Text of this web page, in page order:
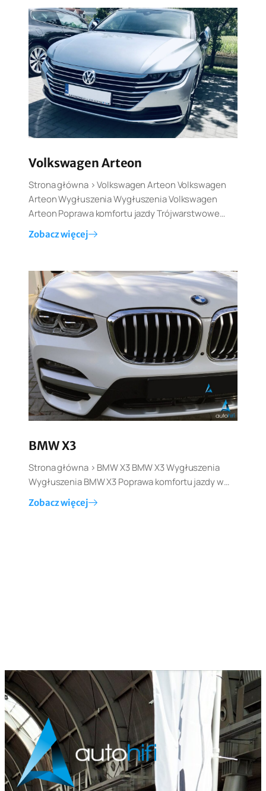
Volkswagen Arteon
Strona główna > Volkswagen Arteon Volkswagen
Arteon Wygłuszenia Wygłuszenia Volkswagen
Arteon Poprawa komfortu jazdy Trójwarstwowe…
Zobacz więcej
BMW X3
Strona główna > BMW X3 BMW X3 Wygłuszenia
Wygłuszenia BMW X3 Poprawa komfortu jazdy w…
Zobacz więcej